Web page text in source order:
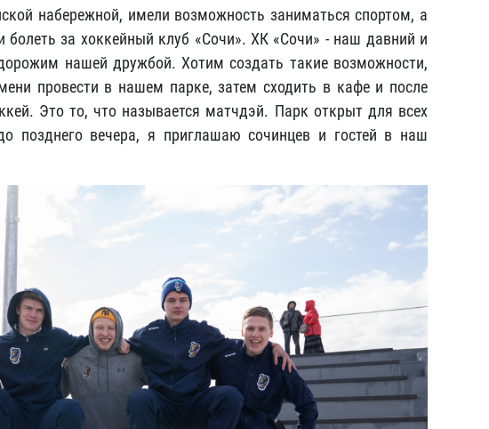
набережной, имели возможность заниматься спортом, а
болеть за хоккейный клуб «Сочи». ХК «Сочи» - наш давний и
нашей дружбой. Хотим создать такие возможности,
провести в нашем парке, затем сходить в кафе и после
Это то, что называется матчдэй. Парк открыт для всех
позднего вечера, я приглашаю сочинцев и гостей в наш